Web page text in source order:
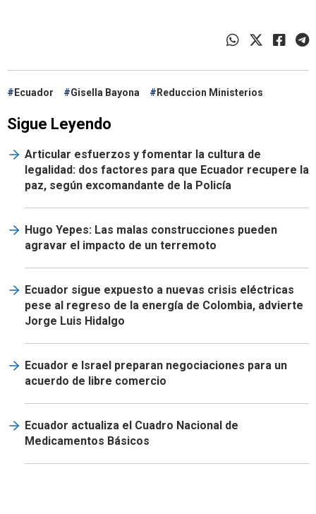
Ecuador Gisella Bayona Reduccion Ministerios
Sigue Leyendo
Articular esfuerzos y fomentar la cultura de
legalidad: dos factores para que Ecuador recupere la
paz, según excomandante de la Policía
Hugo Yepes: Las malas construcciones pueden
agravar el impacto de un terremoto
Ecuador sigue expuesto a nuevas crisis eléctricas
pese al regreso de la energía de Colombia, advierte
Jorge Luis Hidalgo
Ecuador e Israel preparan negociaciones para un
acuerdo de libre comercio
Ecuador actualiza el Cuadro Nacional de
Medicamentos Básicos